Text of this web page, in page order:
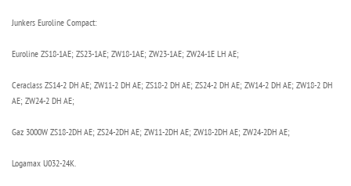
Junkers Euroline Compact:
Euroline ZS18-1AE; ZS23-1AE; ZW18-1AE; ZW23-1AE; ZW24-1E LH AE;
Ceraclass ZS14-2 DH AE; ZW11-2 DH AE; ZS18-2 DH AE; ZS24-2 DH AE; ZW14-2 DH AE; ZW18-2 DH
AE; ZW24-2 DH AE;
Gaz 3000W ZS18-2DH AE; ZS24-2DH AE; ZW11-2DH AE; ZW18-2DH AE; ZW24-2DH AE;
Logamax U032-24K.